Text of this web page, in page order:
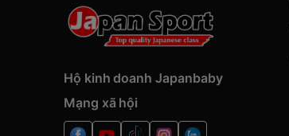
Hộ kinh doanh Japanbaby
Mạng xã hội